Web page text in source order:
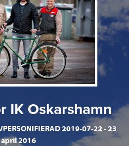
IK Oskarshamn
2019-07-22 23
april 2016